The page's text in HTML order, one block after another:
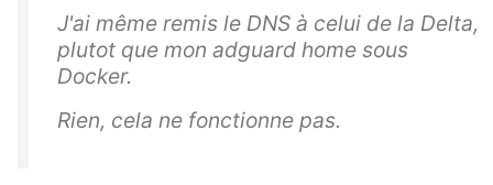
J'ai même remis le DNS à celui de la Delta,
plutot que mon adguard home sous
Docker.
Rien, cela ne fonctionne pas.